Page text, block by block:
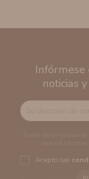
noticias
Acepto las